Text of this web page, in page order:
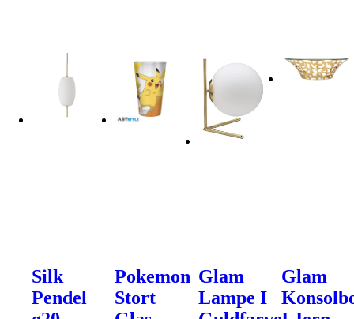
Silk
Pendel
Pokemon
Stort
Glam
Lampe I
Glam